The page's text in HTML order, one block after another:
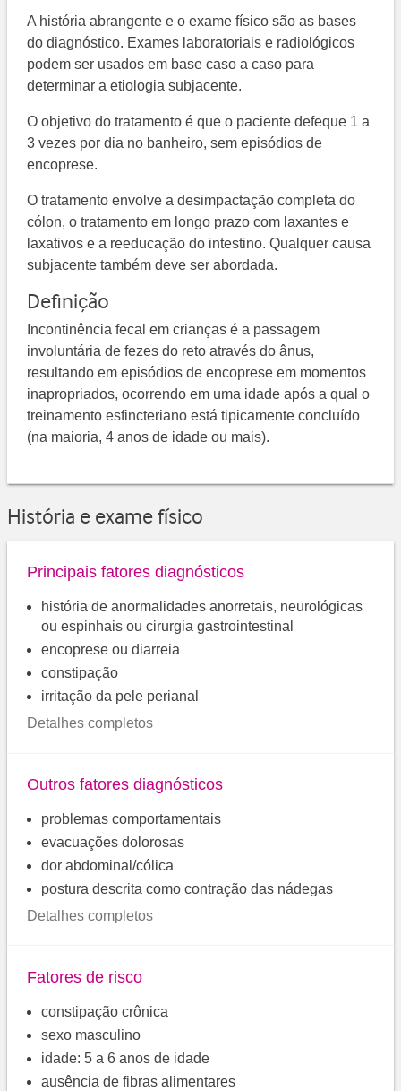
A história abrangente e o exame físico são as bases
do diagnóstico. Exames laboratoriais e radiológicos
podem ser usados em base caso a caso para
determinar a etiologia subjacente.
O objetivo do tratamento é que o paciente defeque 1 a
3 vezes por dia no banheiro, sem episódios de
encoprese.
O tratamento envolve a desimpactação completa do
cólon, o tratamento em longo prazo com laxantes e
laxativos e a reeducação do intestino. Qualquer causa
subjacente também deve ser abordada.
Definição
Incontinência fecal em crianças é a passagem
involuntária de fezes do reto através do ânus,
resultando em episódios de encoprese em momentos
inapropriados, ocorrendo em uma idade após a qual o
treinamento esfincteriano está tipicamente concluído
(na maioria, 4 anos de idade ou mais).
História e exame físico
Principais fatores diagnósticos
história de anormalidades anorretais, neurológicas
ou espinhais ou cirurgia gastrointestinal
encoprese ou diarreia
constipação
irritação da pele perianal
Detalhes completos
Outros fatores diagnósticos
problemas comportamentais
evacuações dolorosas
dor abdominal/cólica
postura descrita como contração das nádegas
Detalhes completos
Fatores de risco
constipação crônica
sexo masculino
idade: 5 a 6 anos de idade
ausência de fibras alimentares